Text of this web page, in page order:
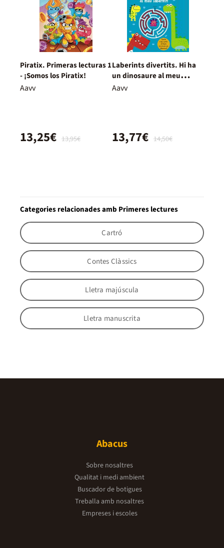
Piratix. Primeras lecturas 1
- ¡Somos los Piratix!
Aavv
13,95€
13,25€
Laberints divertits. Hi ha
un dinosaure al meu
laberint!
Aavv
14,50€
13,77€
Categories relacionades amb Primeres lectures
Cartró
Contes Clàssics
Lletra majúscula
Lletra manuscrita
Abacus
Sobre nosaltres
Qualitat i medi ambient
Buscador de botigues
Treballa amb nosaltres
Empreses i escoles